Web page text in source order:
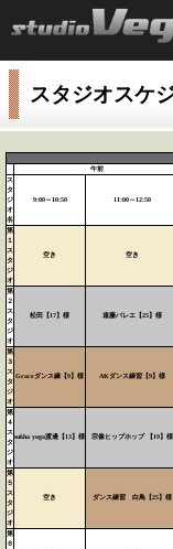
スタジオスケ
午前
ス
タ
ジ
オ
名
9:00～10:50 11:00～12:50
第
１
ス
タ
ジ
オ
空き 空き
第
２
ス
タ
ジ
オ
松田【17】様 遠藤バレエ【25】様
第
３
ス
タ
ジ
オ
Graceダンス練【9】様 AKダンス練習【9】様
第
４
ス
タ
ジ
オ
sukha yoga渡邊【13】様 宗像ヒップホップ 【19】様
第
５
ス
タ
ジ
オ
空き ダンス練習 白鳥【25】様
第
６